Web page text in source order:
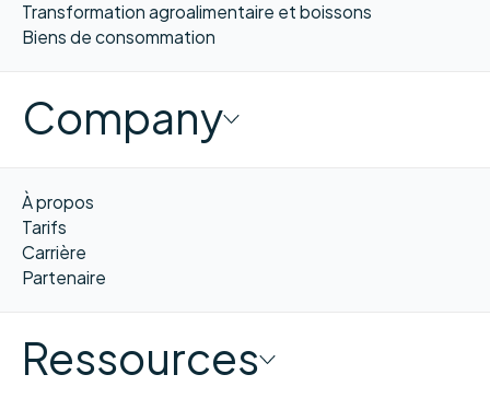
Transformation agroalimentaire et boissons
Biens de consommation
Company
À propos
Tarifs
Carrière
Partenaire
Ressources